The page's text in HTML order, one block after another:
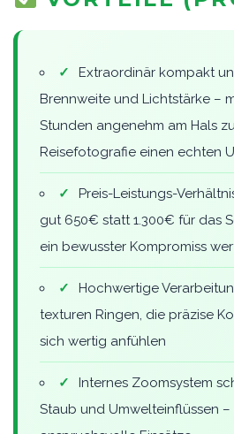
✓
Extraordinär kompakt
Brennweite und Lichtstärke –
Stunden angenehm am Hals
Reisefotografie einen echten
✓
Preis-Leistungs-
gut 650€ statt 1.300€ für das
ein bewusster Kompromiss
✓
Hochwertige
texturen Ringen, die präzise
sich wertig anfühlen
✓
Internes Zoomsystem
Staub und Umwelteinflüssen